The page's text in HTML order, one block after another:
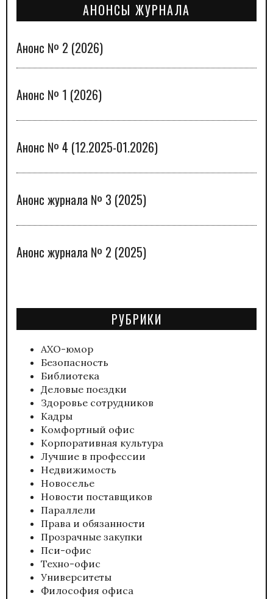
АНОНСЫ ЖУРНАЛА
Анонс № 2 (2026)
Анонс № 1 (2026)
Анонс № 4 (12.2025-01.2026)
Анонс журнала № 3 (2025)
Анонс журнала № 2 (2025)
РУБРИКИ
АХО-юмор
Безопасность
Библиотека
Деловые поездки
Здоровье сотрудников
Кадры
Комфортный офис
Корпоративная культура
Лучшие в профессии
Недвижимость
Новоселье
Новости поставщиков
Параллели
Права и обязанности
Прозрачные закупки
Пси-офис
Техно-офис
Университеты
Философия офиса